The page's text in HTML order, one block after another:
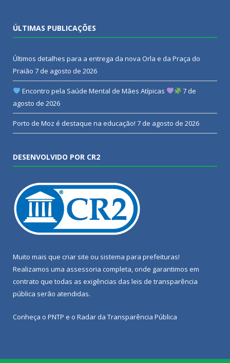
ÚLTIMAS PUBLICAÇÕES
Últimos detalhes para a entrega da nova Orla e da Praça do
Praião 7 de agosto de 2026
Encontro pela Saúde Mental de Mães Atípicas
7 de
agosto de 2026
Porto de Moz é destaque na educação! 7 de agosto de 2026
DESENVOLVIDO POR CR2
Muito mais que criar site ou sistema para prefeituras!
Realizamos uma assessoria completa, onde garantimos em
contrato que todas as exigências das leis de transparência
pública serão atendidas.
Conheça o PNTP e o Radar da Transparência Pública